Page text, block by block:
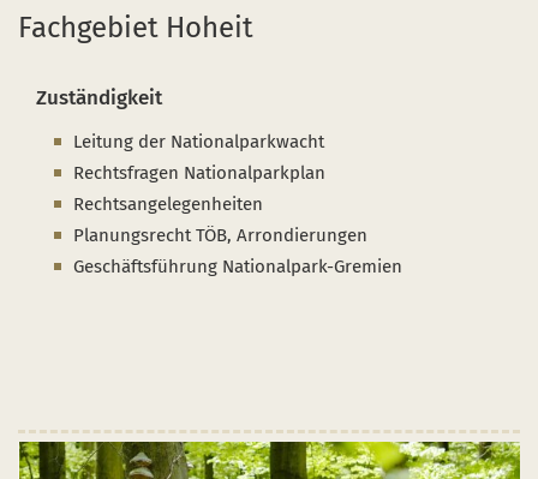
Fachgebiet Hoheit
Zuständigkeit
Leitung der Nationalparkwacht
Rechtsfragen Nationalparkplan
Rechtsangelegenheiten
Planungsrecht TÖB, Arrondierungen
Geschäftsführung Nationalpark-Gremien